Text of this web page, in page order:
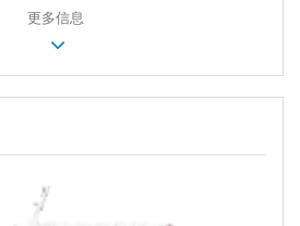
更多信息